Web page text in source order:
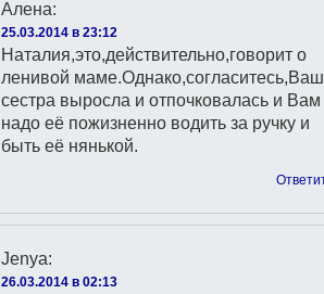
Алена:
25.03.2014 в 23:12
Наталия,это,действительно,говорит о
ленивой
сестра выросла и отпочковалась и
надо её пожизненно водить за ручку и
быть её нянькой.
Jenya:
26.03.2014 в 02:13